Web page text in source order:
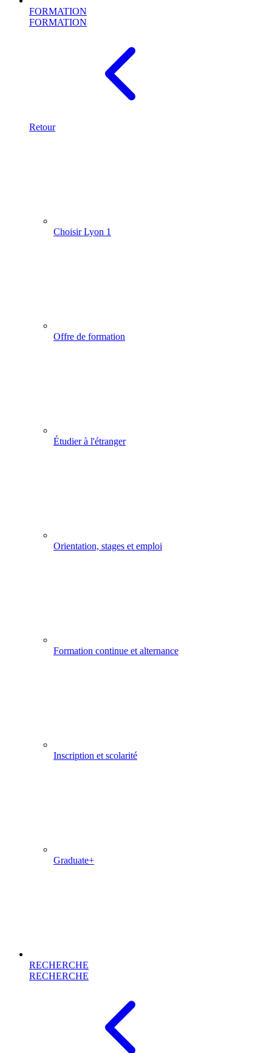
FORMATION
FORMATION
Retour
Choisir Lyon 1
Offre de formation
Étudier à l'étranger
Orientation, stages et emploi
Formation continue et alternance
Inscription et scolarité
Graduate+
RECHERCHE
RECHERCHE